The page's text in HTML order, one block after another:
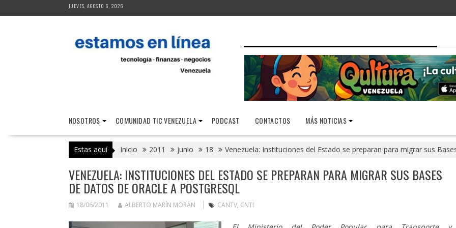
al
JUEVES, AGOSTO 6, 2026
NOSOTROS COMUNIDAD TIC VENEZUELA PODCAST CONTACTOS MÁS NOTICIAS
Estas aquí Inicio 2011 junio 18 Venezuela: Instituciones del Estado se preparan para migrar sus
VENEZUELA: INSTITUCIONES DEL ESTADO SE PREPARAN PARA MIGRAR SUS BASES
DE DATOS DE ORACLE A POSTGRESQL
18/06/2011 ALBERTO MARÍN MORÁN CANTV, CNTI